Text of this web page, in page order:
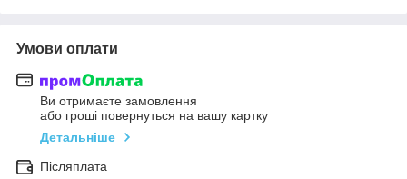
Умови оплати
Ви отримаєте замовлення
або гроші повернуться на вашу картку
Детальніше
Післяплата